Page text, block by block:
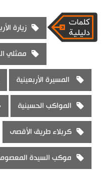
زيارة
ممثلي
المسيرة الأربعينية
المواكب الحسينية
كربلاء طريق الأقصى
موكب السيدة